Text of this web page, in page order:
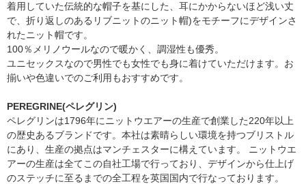
着用していた伝統的な帽子を基にした、耳にかからないほど浅い丈
で、折り返しのあるリブニットのニット帽)をモチーフにデザインさ
れたニット帽です。
100％メリノウールなので暖かく、調湿性も優秀。
ユニセックスなので男性でも女性でも身に着けていただけます。お
揃いや色違いでのご利用もおすすめです。
PEREGRINE(ペレグリン)
ペレグリンは1796年にニットウエアーの生産で創業した220年以上
の歴史あるブランドです。本社は素晴らしい環境を持つブリストル
にあり、生産の拠点はマンチェスターに構えています。 ニットウエ
アーの生産は全てこの自社工場で行っており、デザインから仕上げ
のステッチに至るまでの全工程を英国国内で行なっております。